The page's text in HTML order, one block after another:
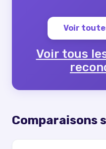
Voir
Voir tous
Comparaisons